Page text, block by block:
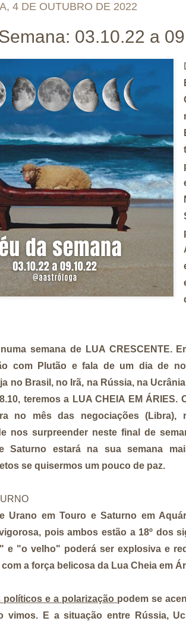
4 DE OUTUBRO DE 2022
03.10.22 a
semana de LUA CRESCENTE.
com Plutão e fala de um dia de
no Brasil, no Irã, na Rússia, na
teremos a LUA CHEIA EM
no mês das negociações (Libra),
nos surpreender neste final de
Saturno estará na sua semana
se quisermos um pouco de paz.
Urano em Touro e Saturno em
pois ambos estão a 18º dos
e "o velho" poderá ser explosiva e
a força belicosa da Lua Cheia em
e a polarização podem se
vimos. E a situação entre Rússia,